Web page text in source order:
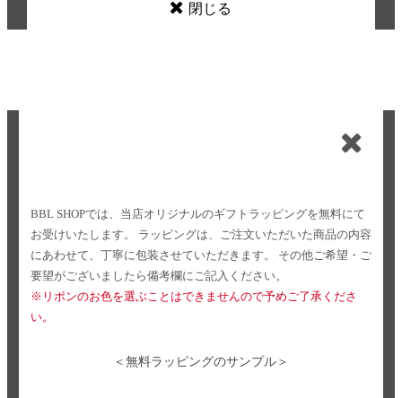
閉じる
BBL SHOPでは、当店オリジナルのギフトラッピングを無料にて
お受けいたします。
ラッピングは、ご注文いただいた商品の内容
にあわせて、丁寧に包装させていただきます。
その他ご希望・ご
要望がございましたら備考欄にご記入ください。
※リボンのお色を選ぶことはできませんので予めご了承くださ
い。
＜無料ラッピングのサンプル＞